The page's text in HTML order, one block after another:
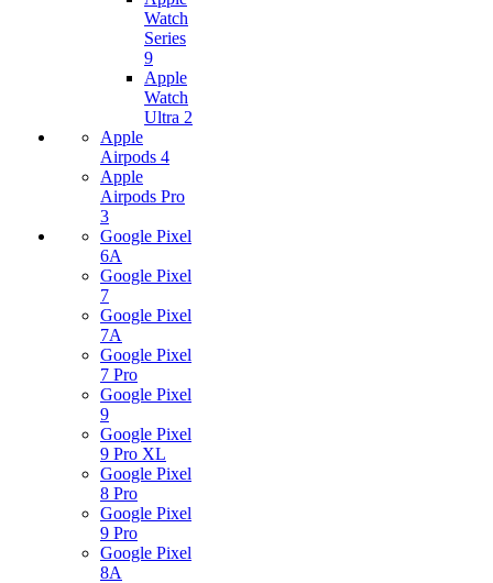
Watch
Series
9
Apple
Watch
Ultra 2
Apple
Airpods 4
Apple
Airpods Pro
3
Google Pixel
6A
Google Pixel
7
Google Pixel
7А
Google Pixel
7 Pro
Google Pixel
9
Google Pixel
9 Pro XL
Google Pixel
8 Pro
Google Pixel
9 Pro
Google Pixel
8A